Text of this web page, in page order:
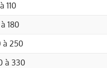
110
à 180
à 250
à 330